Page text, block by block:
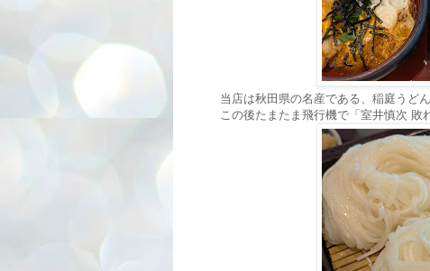
当店は秋田県の名産である、稲庭うど
この後たまたま飛行機で「室井慎次 敗